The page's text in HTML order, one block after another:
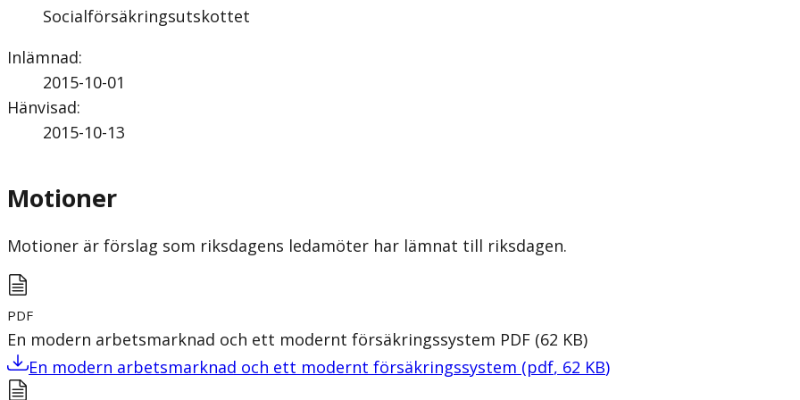
Socialförsäkringsutskottet
Inlämnad:
2015-10-01
Hänvisad:
2015-10-13
Motioner
Motioner är förslag som riksdagens ledamöter har lämnat till riksdagen.
PDF
En modern arbetsmarknad och ett modernt försäkringssystem PDF (62 KB)
En modern arbetsmarknad och ett modernt försäkringssystem (pdf, 62 KB)